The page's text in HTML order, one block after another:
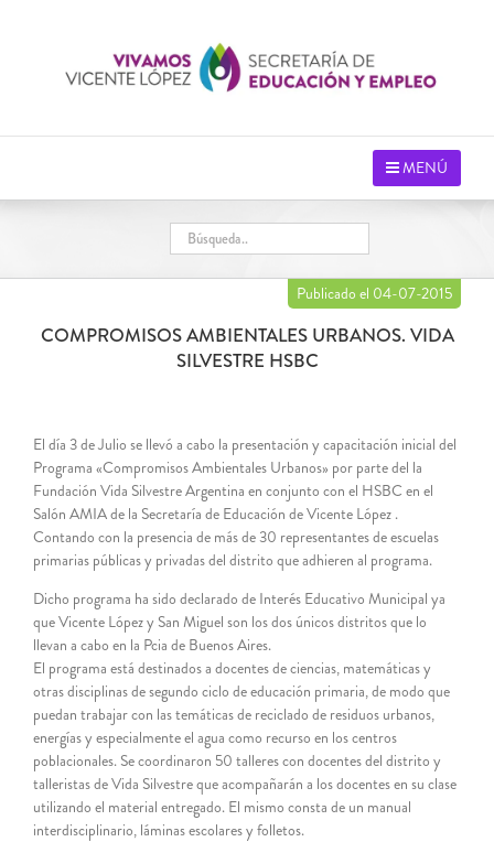
MENÚ
Publicado el 04-07-2015
COMPROMISOS AMBIENTALES URBANOS. VIDA
SILVESTRE HSBC
El día 3 de Julio se llevó a cabo la presentación y capacitación inicial del
Programa «Compromisos Ambientales Urbanos» por parte del la
Fundación Vida Silvestre Argentina en conjunto con el HSBC en el
Salón AMIA de la Secretaría de Educación de Vicente López .
Contando con la presencia de más de 30 representantes de escuelas
primarias públicas y privadas del distrito que adhieren al programa.
Dicho programa ha sido declarado de Interés Educativo Municipal ya
que Vicente López y San Miguel son los dos únicos distritos que lo
llevan a cabo en la Pcia de Buenos Aires.
El programa está destinados a docentes de ciencias, matemáticas y
otras disciplinas de segundo ciclo de educación primaria, de modo que
puedan trabajar con las temáticas de reciclado de residuos urbanos,
energías y especialmente el agua como recurso en los centros
poblacionales. Se coordinaron 50 talleres con docentes del distrito y
talleristas de Vida Silvestre que acompañarán a los docentes en su clase
utilizando el material entregado. El mismo consta de un manual
interdisciplinario, láminas escolares y folletos.